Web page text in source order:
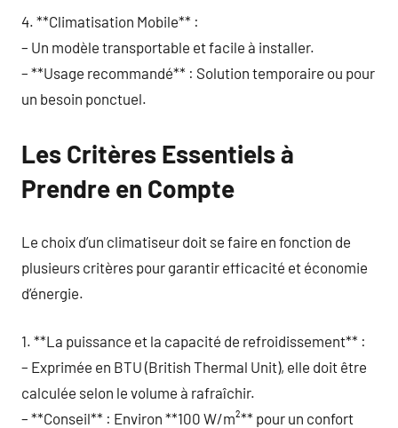
4. **Climatisation Mobile** :
– Un modèle transportable et facile à installer.
– **Usage recommandé** : Solution temporaire ou pour
un besoin ponctuel.
Les Critères Essentiels à
Prendre en Compte
Le choix d’un climatiseur doit se faire en fonction de
plusieurs critères pour garantir efficacité et économie
d’énergie.
1. **La puissance et la capacité de refroidissement** :
– Exprimée en BTU (British Thermal Unit), elle doit être
calculée selon le volume à rafraîchir.
– **Conseil** : Environ **100 W/m²** pour un confort